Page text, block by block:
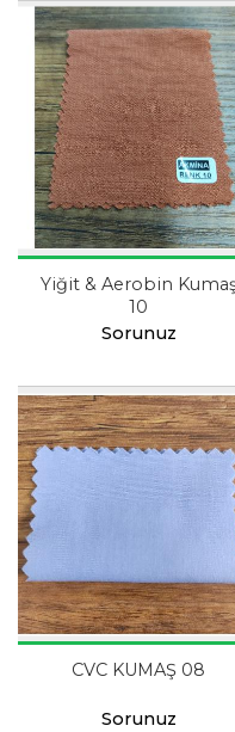
Yiğit & Aerobin Kumaş
10
Sorunuz
CVC KUMAŞ 08
Sorunuz